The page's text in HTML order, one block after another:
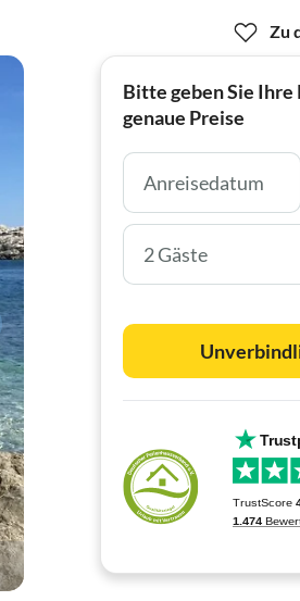
Zu
Bitte geben Sie
genaue Preise
2 Gäste